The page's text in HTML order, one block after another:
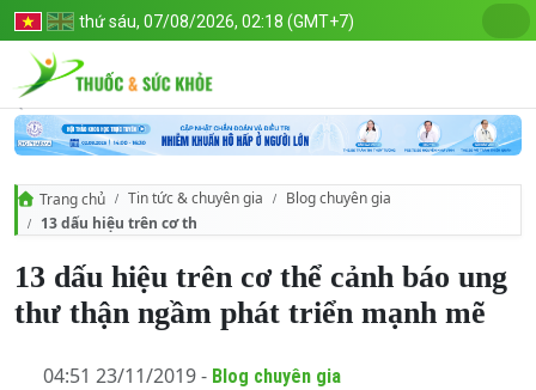
thứ sáu, 07/08/2026, 02:18 (GMT+7)
Trang chủ Tin tức & chuyên gia
Blog chuyên gia
13 dấu hiệu trên cơ thể cảnh báo ung thư thận ngầm phát triển
13 dấu hiệu trên cơ thể cảnh báo ung
thư thận ngầm phát triển mạnh mẽ
04:51 23/11/2019 - Blog chuyên gia